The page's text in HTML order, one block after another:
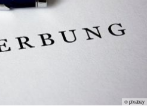
© pixabay